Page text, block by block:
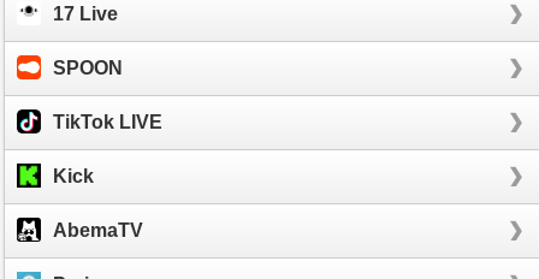
17 Live
SPOON
TikTok LIVE
Kick
AbemaTV